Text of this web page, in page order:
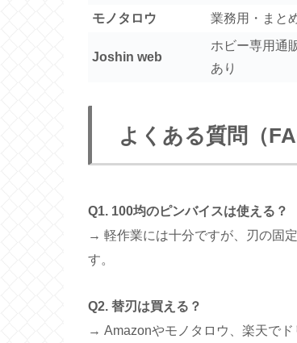
モノタロウ 業務用・まと
Joshin web
ホビー専用通
あり
よくある質問（
Q1. 100均のピンバイスは使える？
→ 軽作業には十分ですが、刃の固
す。
Q2. 替刃は買える？
→ Amazonやモノタロウ、楽天で